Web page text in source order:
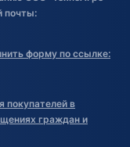
почты:
форму по ссылке:
покупателей в
граждан и